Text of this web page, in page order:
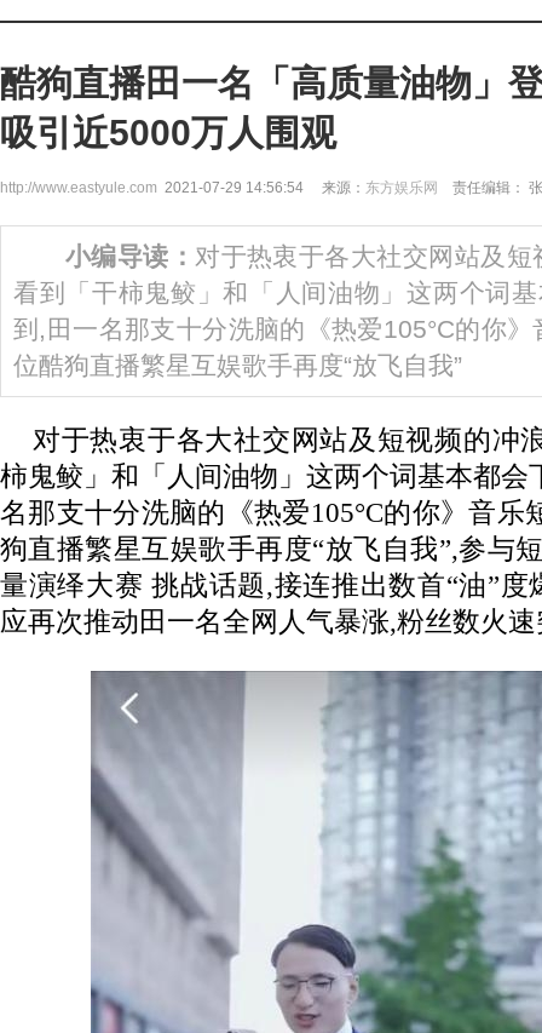
酷狗直播田一名「高质量油物」
吸引近5000万人围观
http://www.eastyule.com 2021-07-29 14:56:54 来源： 东方娱乐网 责任编辑：
小编导读： 对于热衷于各大社交网站及
看到「干柿鬼鲛」和「人间油物」这两个词
到,田一名那支十分洗脑的《热爱105°C的你
位酷狗直播繁星互娱歌手再度“放飞自我”
对于热衷于各大社交网站及短视频的冲
柿鬼鲛」和「人间油物」这两个词基本都会
名那支十分洗脑的《热爱105°C的你》音乐
狗直播繁星互娱歌手再度“放飞自我”,参与
量演绎大赛 挑战话题,接连推出数首“油”
应再次推动田一名全网人气暴涨,粉丝数火